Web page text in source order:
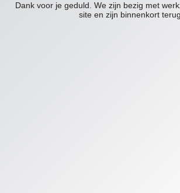
Dank voor je geduld. We zijn bezig met
site en zijn binnenkort terug.